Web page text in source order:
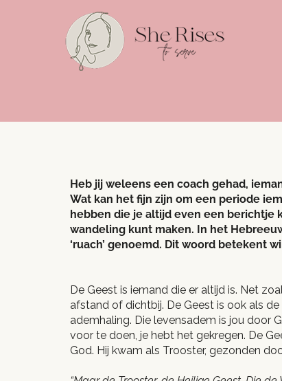
Heb jij weleens een coach gehad,
Wat kan het fijn zijn om een periode
hebben die je altijd even een berichtje
wandeling kunt maken. In het
‘ruach’ genoemd. Dit woord betekent
De Geest is iemand die er altijd is. Net
afstand of dichtbij. De Geest is ook als
ademhaling. Die levensadem is jou door
voor te doen, je hebt het gekregen. De
God. Hij kwam als Trooster, gezonden